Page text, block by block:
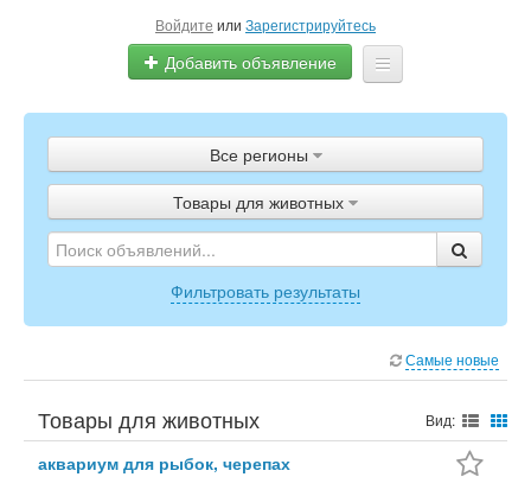
Войдите или Зарегистрируйтесь
Добавить объявление
Объявления
Полистать газету
ТВ-программа
Все регионы
Товары для животных
Фильтровать результаты
Самые новые
Товары для животных Вид:
аквариум для рыбок, черепах